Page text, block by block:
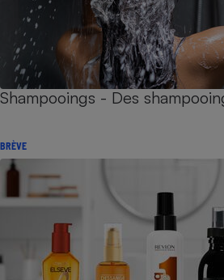
Shampooings - Des
BRÈVE